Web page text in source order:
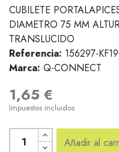
CUBILETE
DIAMETRO 75 MM
TRANSLUCIDO
Referencia: 156297-
Marca: Q-CONNECT
1,65 €
Impuestos incluidos
Añadir al